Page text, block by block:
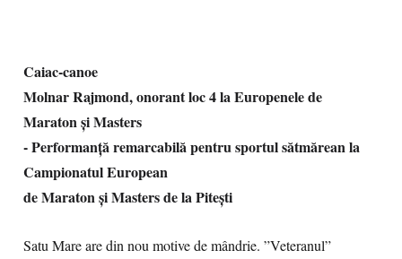
Caiac-canoe
Molnar Rajmond, onorant loc 4 la Europenele de
Maraton și Masters
- Performanță remarcabilă pentru sportul sătmărean la
Campionatul European
de Maraton și Masters de la Pitești
Satu Mare are din nou motive de mândrie. ”Veteranul”